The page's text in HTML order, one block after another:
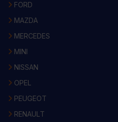
FORD
MAZDA
MERCEDES
MINI
NISSAN
OPEL
PEUGEOT
RENAULT